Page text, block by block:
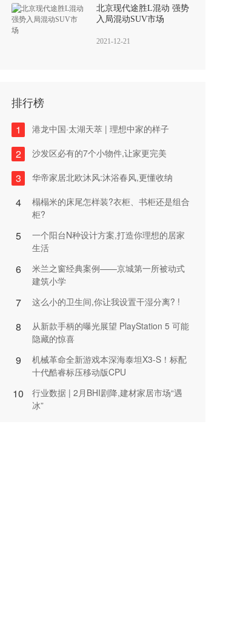
北京现代途胜L混动 强势
入局混动SUV市场
2021-12-21
排行榜
1 港龙中国·太湖天萃 | 理想中家的样子
2 沙发区必有的7个小物件,让家更完美
3 华帝家居北欧沐风:沐浴春风,更懂收纳
4 榻榻米的床尾怎样装?衣柜、书柜还是组合
柜?
5 一个阳台N种设计方案,打造你理想的居家
生活
6 米兰之窗经典案例——京城第一所被动式
建筑小学
7 这么小的卫生间,你让我设置干湿分离? !
8 从新款手柄的曝光展望 PlayStation 5 可能
隐藏的惊喜
9 机械革命全新游戏本深海泰坦X3-S！标配
十代酷睿标压移动版CPU
10 行业数据 | 2月BHI剧降,建材家居市场“遇
冰”